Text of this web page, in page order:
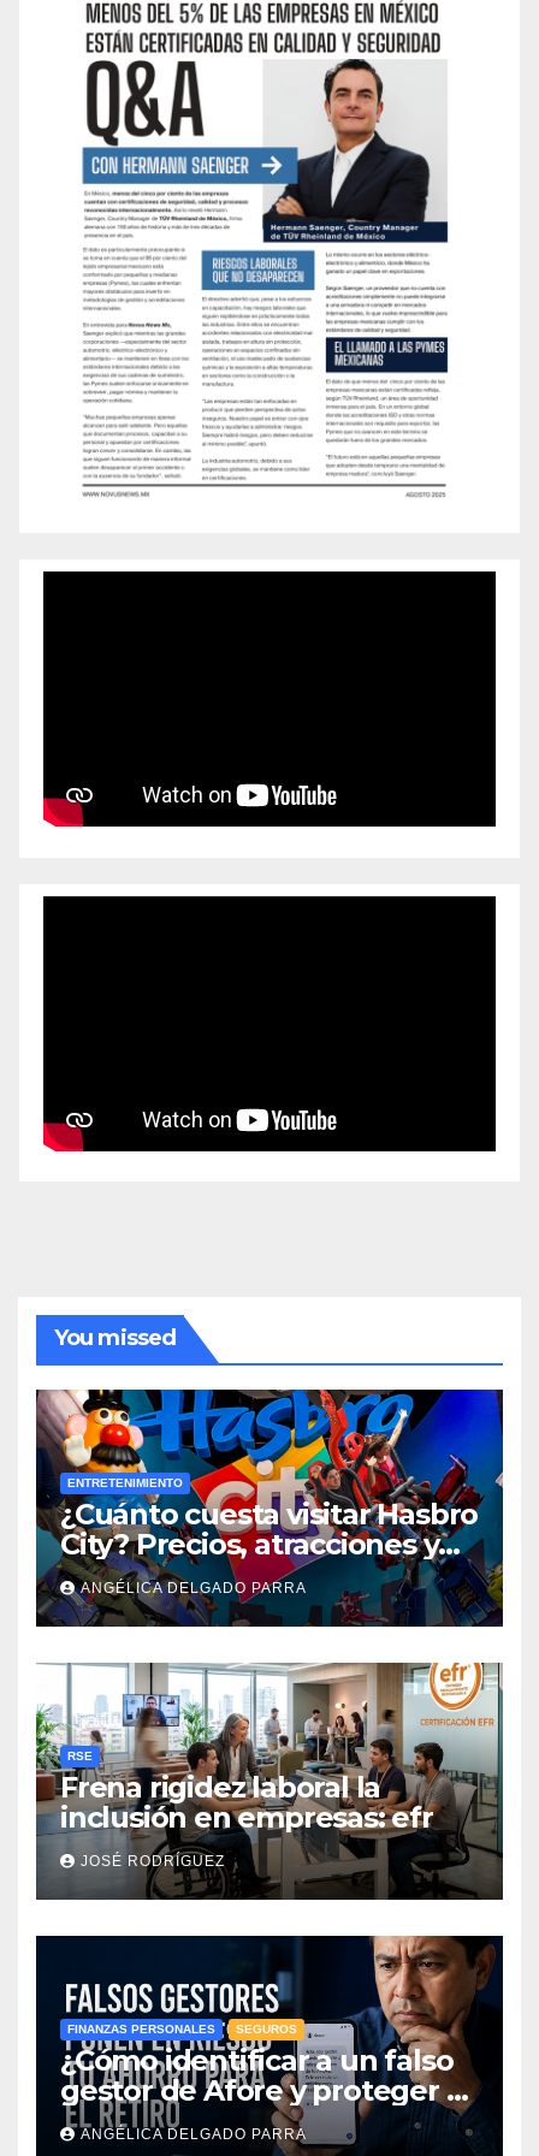
You missed
ENTRETENIMIENTO
¿Cuánto cuesta visitar Hasbro
City? Precios, atracciones y
actividades de Summer Fest
ANGÉLICA DELGADO PARRA
RSE
Frena rigidez laboral la
inclusión en empresas: efr
JOSÉ RODRÍGUEZ
FINANZAS PERSONALES SEGUROS
¿Cómo identificar a un falso
gestor de Afore y proteger el
ahorro para el retiro?
ANGÉLICA DELGADO PARRA